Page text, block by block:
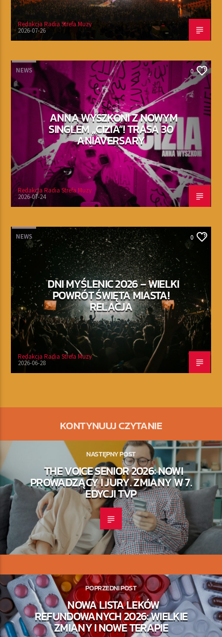
Redakcja Radia Strefa Muzy
2026-07-26
NEWS 0
ANNA WYSZKONI Z NOWYM
SINGLEM „CIZIA”! TRASA 30
ANIAVERSARY
Redakcja Radia Strefa Muzy
2026-07-24
NEWS 0
DNI MYŚLENIC 2026 – WIELKI
POWRÓT ŚWIĘTA MIASTA!
RELACJA
Redakcja Radia Strefa Muzy
2026-06-28
KONTYNUUJ CZYTANIE
NASTĘPNY POST
THE VOICE SENIOR 2026: NOWI
PROWADZĄCY I JURY. ZMIANY W 7.
EDYCJI TVP
POPRZEDNI POST
NOWA LISTA LEKÓW
REFUNDOWANYCH 2026: WIELKIE
ZMIANY I NOWE TERAPIE